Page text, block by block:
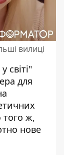
вилиці
світі"
для
того ж,
нове